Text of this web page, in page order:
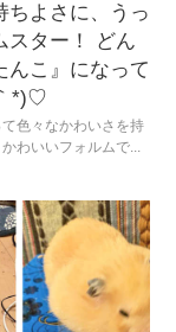
ちよさに、うっ
スター！ どん
んこ』になって
*)♡
色々なかわいさを持
わいいフォルムで...